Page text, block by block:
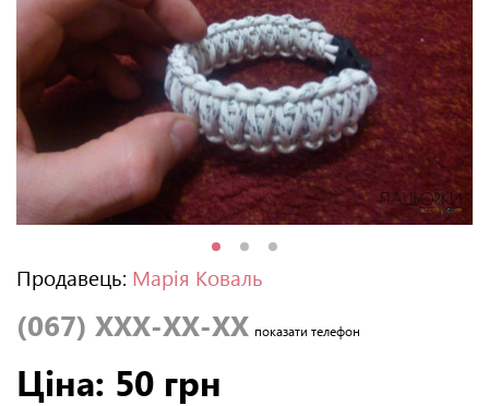
Продавець: Марія Коваль
(067) XXX-XX-XX показати телефон
Ціна: 50 грн